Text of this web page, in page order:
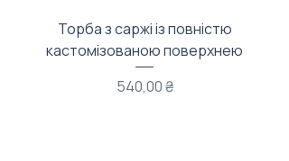
Торба з саржі із повністю
кастомізованою поверхнею
Цена
540,00 ₴